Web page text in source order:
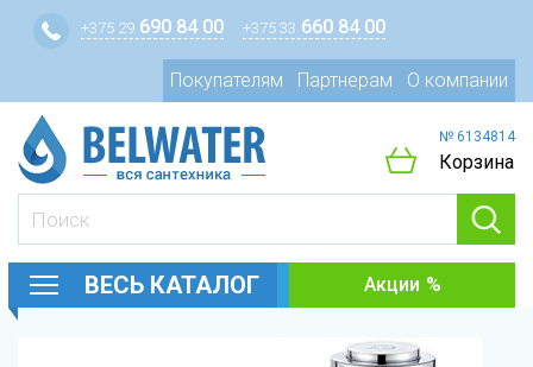
+375 29 690 84 00 +375 33 660 84 00
Покупателям Партнерам О компании
№ 6134814
Корзина
ВЕСЬ КАТАЛОГ Акции